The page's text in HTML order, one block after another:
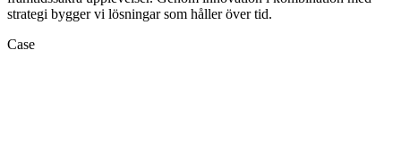
strategi bygger vi lösningar som håller över tid.
Case